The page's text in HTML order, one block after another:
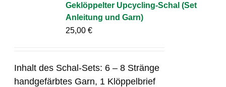
Geklöppelter Upcycling-Schal (Set
Anleitung und Garn)
25,00€
Inhalt des Schal-Sets: 6 – 8 Stränge
handgefärbtes Garn, 1 Klöppelbrief